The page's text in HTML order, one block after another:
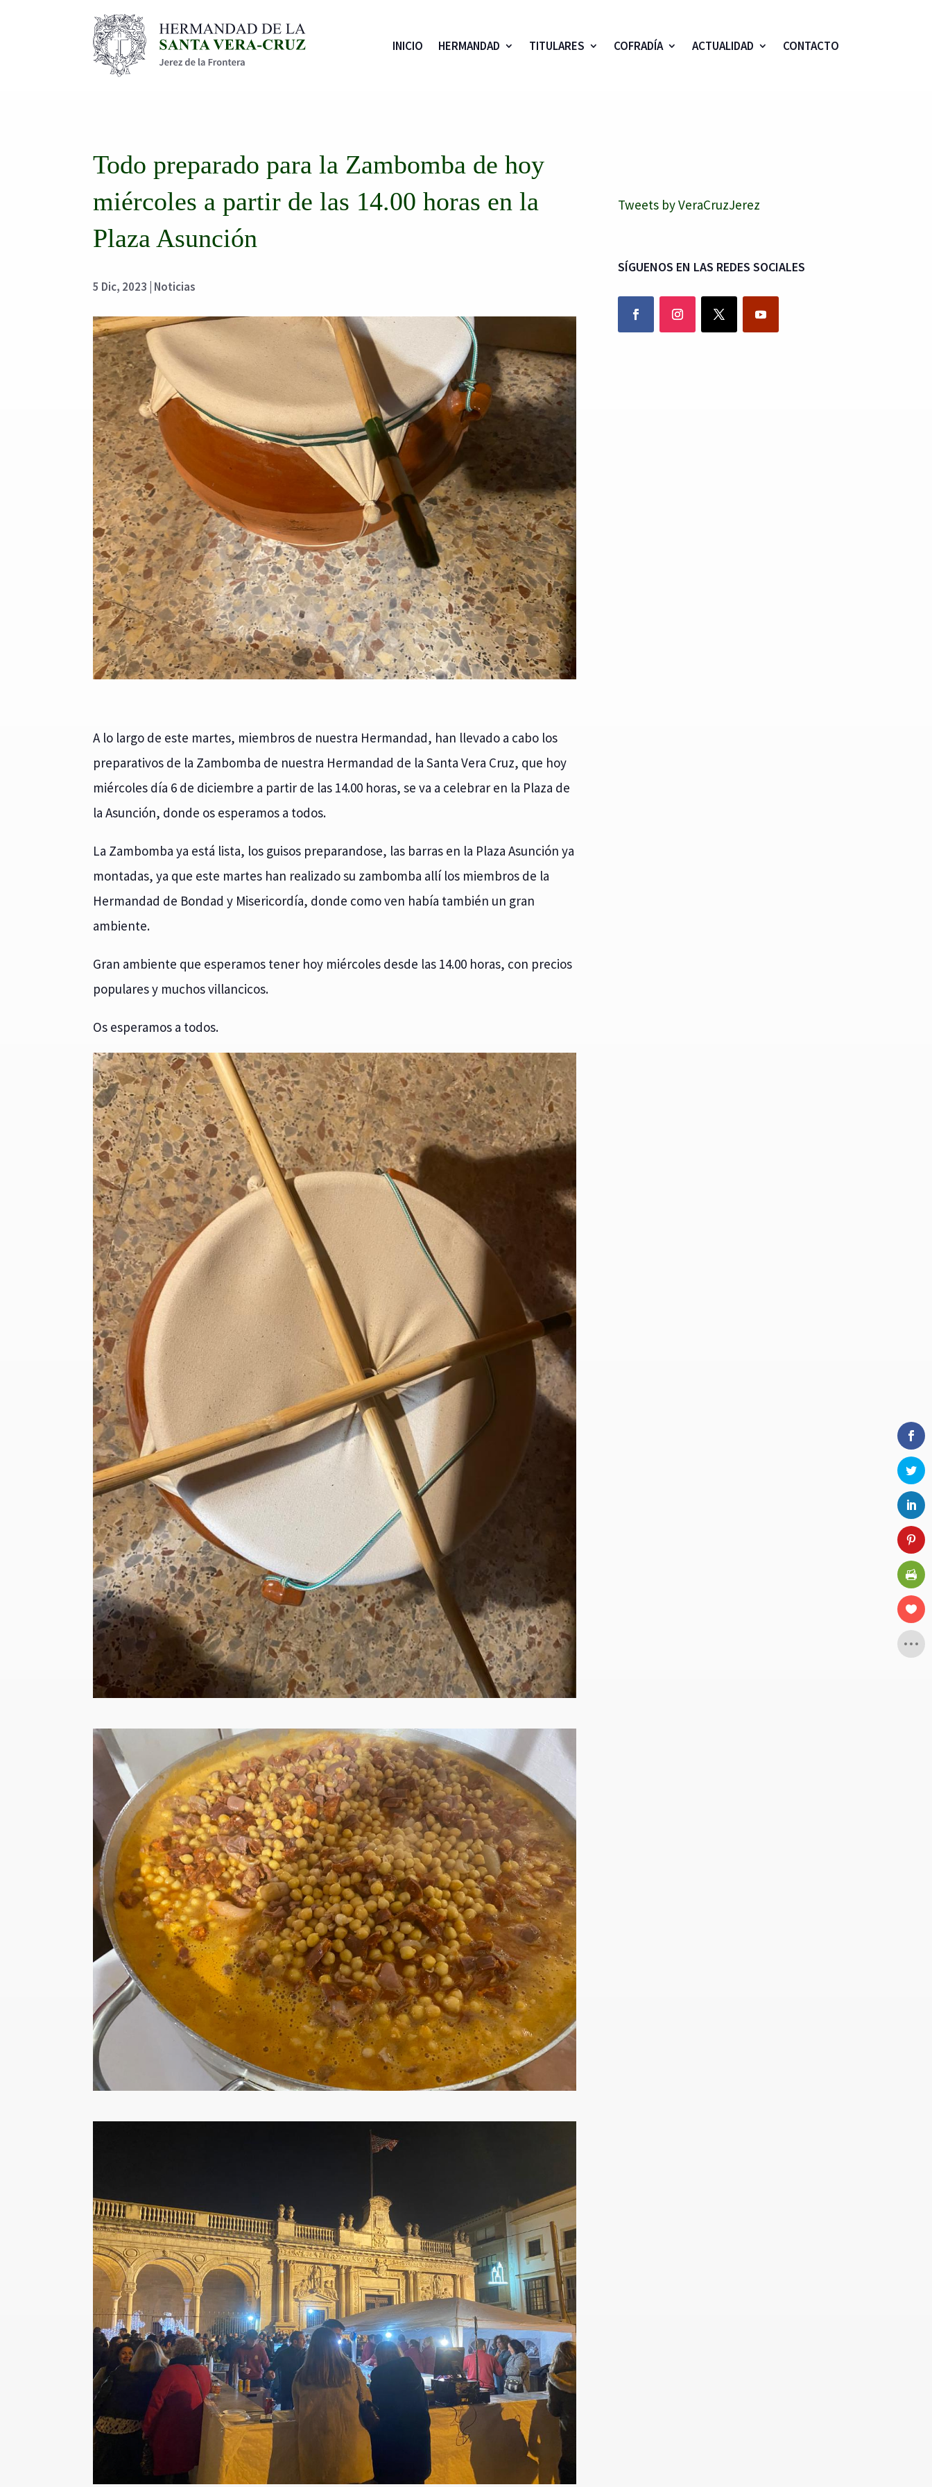
INICIO HERMANDAD TITULARES COFRADÍA ACTUALIDAD CONTACTO
Todo preparado para la Zambomba de hoy
miércoles a partir de las 14.00 horas en la
Plaza Asunción
5 Dic, 2023 Noticias
A lo largo de este martes, miembros de nuestra Hermandad, han llevado a cabo los
preparativos de la Zambomba de nuestra Hermandad de la Santa Vera Cruz, que hoy
miércoles día 6 de diciembre a partir de las 14.00 horas, se va a celebrar en la Plaza de
la Asunción, donde os esperamos a todos.
La Zambomba ya está lista, los guisos preparandose, las barras en la Plaza Asunción ya
montadas, ya que este martes han realizado su zambomba allí los miembros de la
Hermandad de Bondad y Misericordía, donde como ven había también un gran
ambiente.
Gran ambiente que esperamos tener hoy miércoles desde las 14.00 horas, con precios
populares y muchos villancicos.
Os esperamos a todos.
Tweets by VeraCruzJerez
SÍGUENOS EN LAS REDES SOCIALES